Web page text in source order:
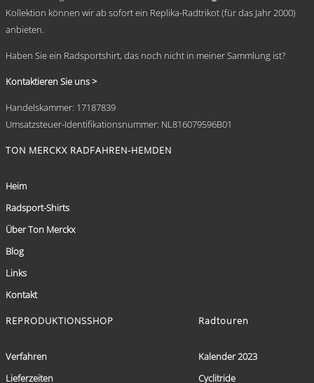
Kollektion können wir ab sofort ein Replika-Radtrikot (für das Jahr 2000)
anbieten.
Haben Sie ein Radsportshirt, das noch nicht in meiner Sammlung ist?
Kontaktieren Sie uns >
Handelskammer: 17187839
Umsatzsteuer-Identifikationsnummer: NL816079596B01
TON MERCKX RADFAHREN-HEMDEN
Heim
Radsport-Shirts
Über Ton Merckx
Blog
Links
Kontakt
REPRODUKTIONSSHOP
Verfahren
Lieferzeiten
Radtouren
Kalender 2023
Cyclitride